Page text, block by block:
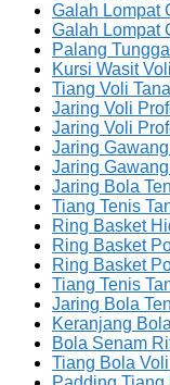
Galah Lompat
Galah Lompat
Palang
Kursi Wasit
Tiang Voli
Jaring Voli
Jaring Voli
Jaring
Jaring
Jaring Bola
Tiang Tenis
Ring Basket
Ring Basket
Ring Basket
Tiang Tenis
Jaring Bola
Keranjang
Bola Senam
Tiang Bola